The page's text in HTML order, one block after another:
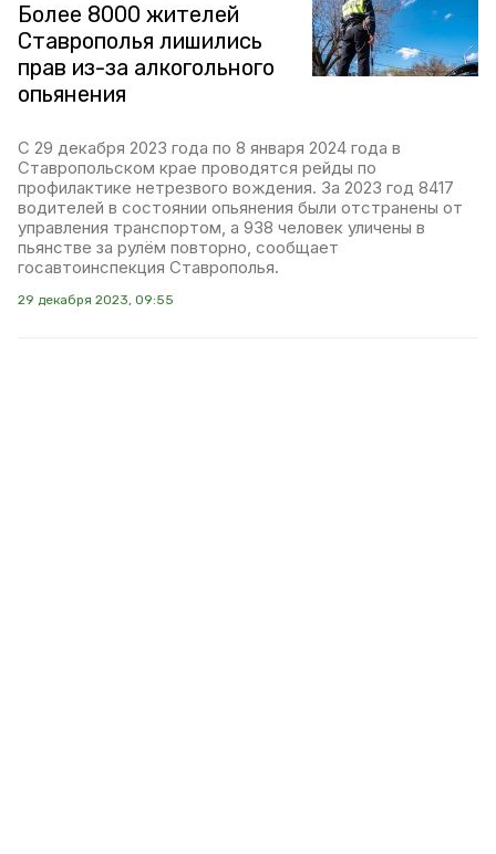
Более 8000 жителей
Ставрополья лишились
прав из-за алкогольного
опьянения
С 29 декабря 2023 года по 8 января 2024 года в
Ставропольском крае проводятся рейды по
профилактике нетрезвого вождения. За 2023 год 8417
водителей в состоянии опьянения были отстранены от
управления транспортом, а 938 человек уличены в
пьянстве за рулём повторно, сообщает
госавтоинспекция Ставрополья.
29 декабря 2023, 09:55